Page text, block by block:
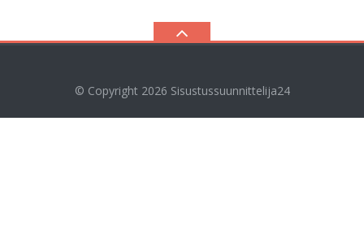
© Copyright 2026 Sisustussuunnittelija24